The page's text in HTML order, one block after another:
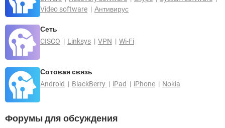
Video software
Антивирус
Сеть
CISCO
Linksys VPN Wi-Fi
Сотовая связь
Android
BlackBerry iPad iPhone Nokia
Форумы для обсуждения